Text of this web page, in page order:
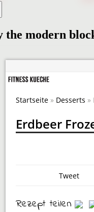
Startseite » Desserts »
Erdbeer
Tweet
Rezept teilen